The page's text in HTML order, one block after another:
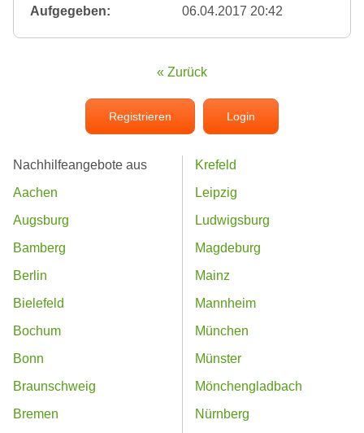
Aufgegeben:
06.04.2017 20:42
« Zurück
Registrieren Login
Nachhilfeangebote aus
Aachen
Augsburg
Bamberg
Berlin
Bielefeld
Bochum
Bonn
Braunschweig
Bremen
Krefeld
Leipzig
Ludwigsburg
Magdeburg
Mainz
Mannheim
München
Münster
Mönchengladbach
Nürnberg